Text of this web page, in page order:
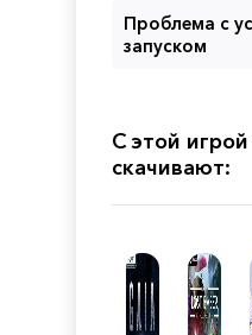
Проблема с
запуском
С этой
скачивают: